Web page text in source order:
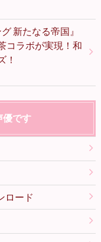
新たなる帝国』
コラボが実現！和
！
優です
ロード